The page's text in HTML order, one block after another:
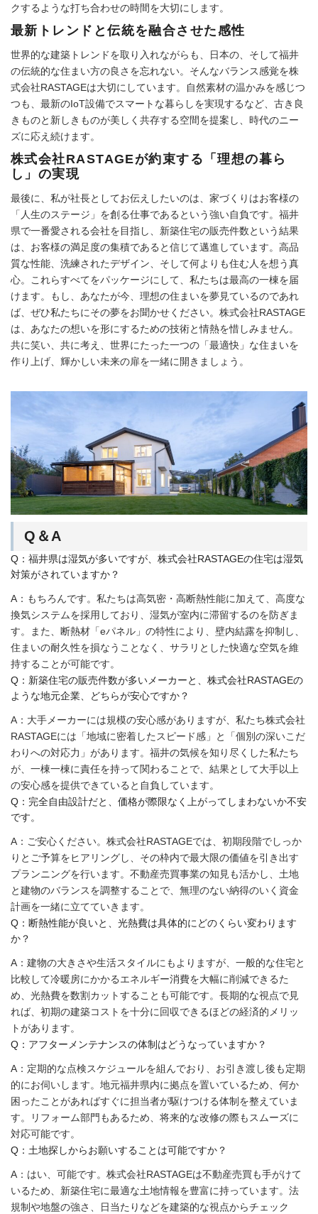
クするような打ち合わせの時間を大切にします。
最新トレンドと伝統を融合させた感性
世界的な建築トレンドを取り入れながらも、日本の、そして福井
の伝統的な住まい方の良さを忘れない。そんなバランス感覚を株
式会社RASTAGEは大切にしています。自然素材の温かみを感じつ
つも、最新のIoT設備でスマートな暮らしを実現するなど、古き良
きものと新しきものが美しく共存する空間を提案し、時代のニー
ズに応え続けます。
株式会社RASTAGEが約束する「理想の暮ら
し」の実現
最後に、私が社長としてお伝えしたいのは、家づくりはお客様の
「人生のステージ」を創る仕事であるという強い自負です。福井
県で一番愛される会社を目指し、新築住宅の販売件数という結果
は、お客様の満足度の集積であると信じて邁進しています。高品
質な性能、洗練されたデザイン、そして何よりも住む人を想う真
心。これらすべてをパッケージにして、私たちは最高の一棟を届
けます。もし、あなたが今、理想の住まいを夢見ているのであれ
ば、ぜひ私たちにその夢をお聞かせください。株式会社RASTAGE
は、あなたの想いを形にするための技術と情熱を惜しみません。
共に笑い、共に考え、世界にたった一つの「最適快」な住まいを
作り上げ、輝かしい未来の扉を一緒に開きましょう。
Q＆A
Q：福井県は湿気が多いですが、株式会社RASTAGEの住宅は湿気
対策がされていますか？
A：もちろんです。私たちは高気密・高断熱性能に加えて、高度な
換気システムを採用しており、湿気が室内に滞留するのを防ぎま
す。また、断熱材「eパネル」の特性により、壁内結露を抑制し、
住まいの耐久性を損なうことなく、サラリとした快適な空気を維
持することが可能です。
Q：新築住宅の販売件数が多いメーカーと、株式会社RASTAGEの
ような地元企業、どちらが安心ですか？
A：大手メーカーには規模の安心感がありますが、私たち株式会社
RASTAGEには「地域に密着したスピード感」と「個別の深いこだ
わりへの対応力」があります。福井の気候を知り尽くした私たち
が、一棟一棟に責任を持って関わることで、結果として大手以上
の安心感を提供できていると自負しています。
Q：完全自由設計だと、価格が際限なく上がってしまわないか不安
です。
A：ご安心ください。株式会社RASTAGEでは、初期段階でしっか
りとご予算をヒアリングし、その枠内で最大限の価値を引き出す
プランニングを行います。不動産売買事業の知見も活かし、土地
と建物のバランスを調整することで、無理のない納得のいく資金
計画を一緒に立てていきます。
Q：断熱性能が良いと、光熱費は具体的にどのくらい変わります
か？
A：建物の大きさや生活スタイルにもよりますが、一般的な住宅と
比較して冷暖房にかかるエネルギー消費を大幅に削減できるた
め、光熱費を数割カットすることも可能です。長期的な視点で見
れば、初期の建築コストを十分に回収できるほどの経済的メリッ
トがあります。
Q：アフターメンテナンスの体制はどうなっていますか？
A：定期的な点検スケジュールを組んでおり、お引き渡し後も定期
的にお伺いします。地元福井県内に拠点を置いているため、何か
困ったことがあればすぐに担当者が駆けつける体制を整えていま
す。リフォーム部門もあるため、将来的な改修の際もスムーズに
対応可能です。
Q：土地探しからお願いすることは可能ですか？
A：はい、可能です。株式会社RASTAGEは不動産売買も手がけて
いるため、新築住宅に最適な土地情報を豊富に持っています。法
規制や地盤の強さ、日当たりなどを建築的な視点からチェック